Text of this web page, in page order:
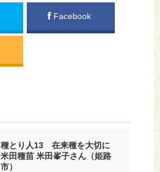
Facebook
種とり人13 在来種を大切に
米田種苗 米田峯子さん（姫路
市）